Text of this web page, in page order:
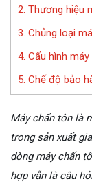
2. Thương hiệu
3. Chủng loại
4. Cấu hình
5. Chế độ bảo
Máy chấn tôn là
trong sản xuất
dòng máy chấn
hợp vẫn là câu